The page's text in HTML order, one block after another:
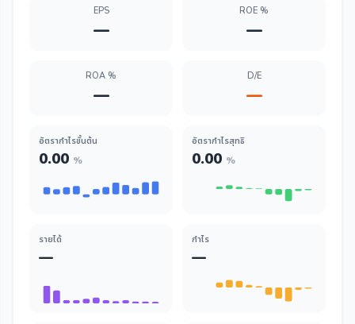
EPS
—
ROE %
—
ROA %
—
D/E
—
อัตรากำไรขั้นต้น
0.00 %
อัตรากำไรสุทธิ
0.00 %
รายได้
—
กำไร
—